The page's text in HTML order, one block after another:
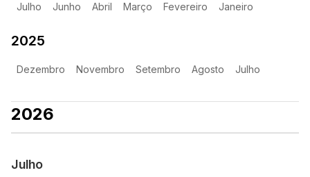
Julho Junho Abril Março Fevereiro Janeiro
2025
Dezembro Novembro Setembro Agosto Julho
2026
Julho